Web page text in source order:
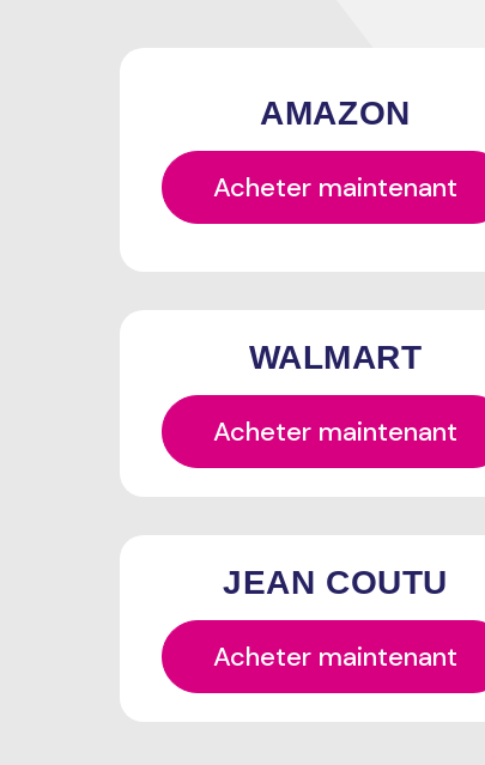
AMAZON
Acheter maintenant
WALMART
Acheter maintenant
JEAN COUTU
Acheter maintenant